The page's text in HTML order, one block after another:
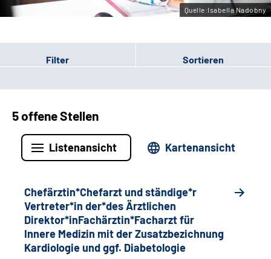
Quelle:Isabella Nadobny
Filter Sortieren
5 offene Stellen
Listenansicht Kartenansicht
Chefärztin*Chefarzt und ständige*r
Vertreter*in der*des Ärztlichen
Direktor*inFachärztin*Facharzt für
Innere Medizin mit der Zusatzbezichnung
Kardiologie und ggf. Diabetologie